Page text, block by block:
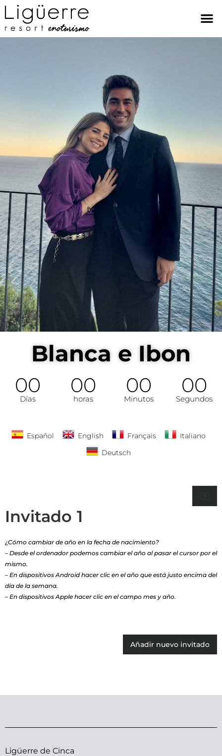
Blanca e Ibon
00
Días
00
horas
00
Minutos
00
Segundos
Español English Français
Italiano
Deutsch
Invitado
¿Cómo cambiar de año en la fecha de nacimiento?
– Desde el ordenador podemos cambiar el año al pasar el cursor por el
mismo.
– En dispositivos Android hacer clic en el año que está justo encima del
día de la semana.
– En dispositivos Apple hacer clic en el campo mes y año.
Añadir nuevo invitado
Ligüerre de Cinca